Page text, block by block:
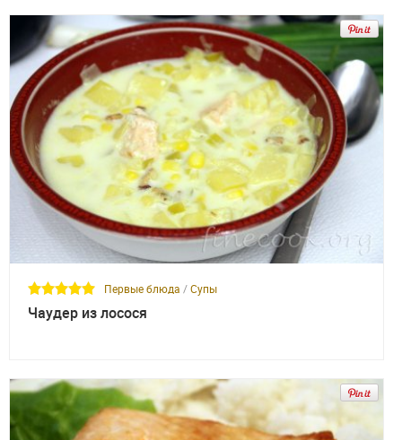
Первые блюда /Супы
Чаудер из лосося